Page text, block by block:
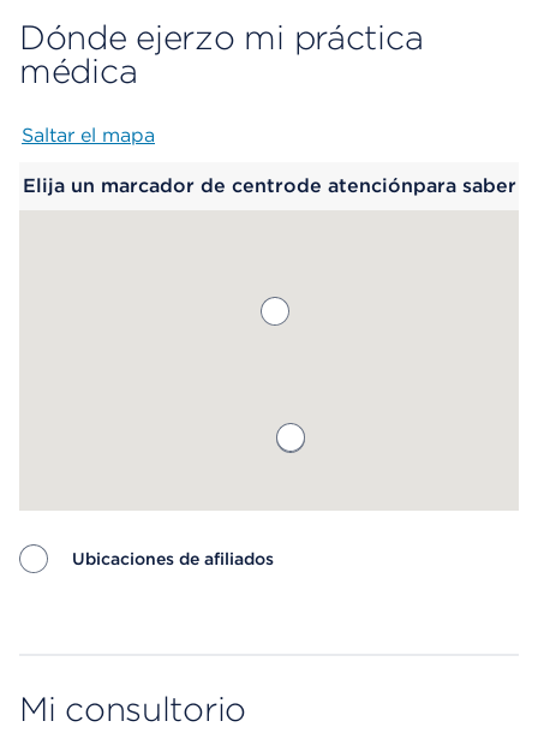
Dónde ejerzo mi práctica
médica
Saltar el mapa
Elija un marcador de centrode atenciónpara saber
Ubicaciones de afiliados
Mi consultorio